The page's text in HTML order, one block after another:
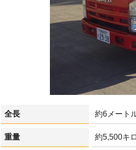
全長 約6メート
重量 約5,500キ